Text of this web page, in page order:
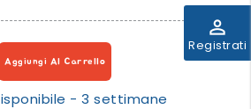
perm_identity
Registrati
Aggiungi Al Carrello
- 3 settimane